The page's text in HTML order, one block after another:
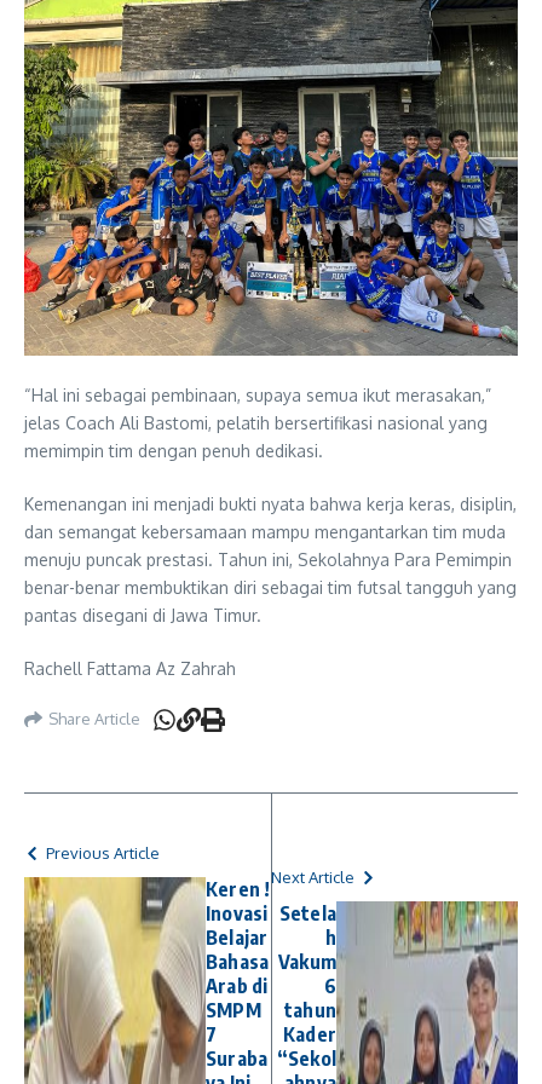
“Hal ini sebagai pembinaan, supaya semua ikut merasakan,”
jelas Coach Ali Bastomi, pelatih bersertifikasi nasional yang
memimpin tim dengan penuh dedikasi.
Kemenangan ini menjadi bukti nyata bahwa kerja keras, disiplin,
dan semangat kebersamaan mampu mengantarkan tim muda
menuju puncak prestasi. Tahun ini, Sekolahnya Para Pemimpin
benar-benar membuktikan diri sebagai tim futsal tangguh yang
pantas disegani di Jawa Timur.
Rachell Fattama Az Zahrah
Share Article
Previous Article
Keren !
Inovasi
Belajar
Bahasa
Arab di
SMPM
7
Suraba
Next Article
Setela
h
Vakum
6
tahun
Kader
“Sekol